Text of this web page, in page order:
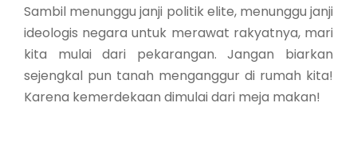
Sambil menunggu janji politik elite, menunggu janji
ideologis negara untuk merawat rakyatnya, mari
kita mulai dari pekarangan. Jangan biarkan
sejengkal pun tanah menganggur di rumah kita!
Karena kemerdekaan dimulai dari meja makan!